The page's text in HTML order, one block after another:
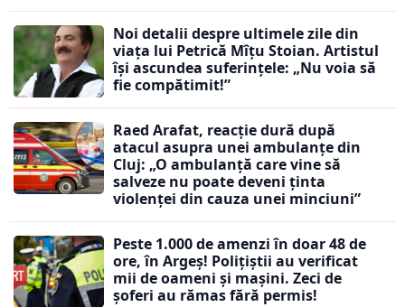
Noi detalii despre ultimele zile din
viața lui Petrică Mîțu Stoian. Artistul
își ascundea suferințele: „Nu voia să
fie compătimit!”
Raed Arafat, reacție dură după
atacul asupra unei ambulanțe din
Cluj: „O ambulanță care vine să
salveze nu poate deveni ținta
violenței din cauza unei minciuni”
Peste 1.000 de amenzi în doar 48 de
ore, în Argeș! Polițiștii au verificat
mii de oameni și mașini. Zeci de
șoferi au rămas fără permis!